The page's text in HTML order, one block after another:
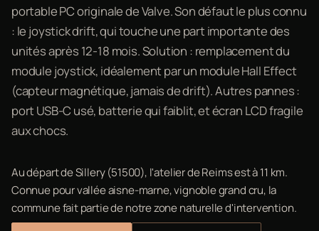
portable PC originale de Valve. Son défaut le plus connu
: le joystick drift, qui touche une part importante des
unités après 12-18 mois. Solution : remplacement du
module joystick, idéalement par un module Hall Effect
(capteur magnétique, jamais de drift). Autres pannes :
port USB-C usé, batterie qui faiblit, et écran LCD fragile
aux chocs.
Au départ de Sillery (51500), l'atelier de Reims est à 11 km.
Connue pour vallée aisne-marne, vignoble grand cru, la
commune fait partie de notre zone naturelle d'intervention.